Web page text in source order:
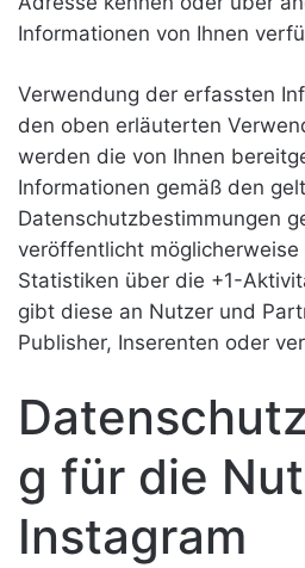
Informationen von Ihnen
Verwendung der erfassten
den oben erläuterten
werden die von Ihnen
Informationen gemäß den
Datenschutzbestimmungen
veröffentlicht
Statistiken über die +1-
gibt diese an Nutzer und
Publisher, Inserenten oder
g für die
Instagram